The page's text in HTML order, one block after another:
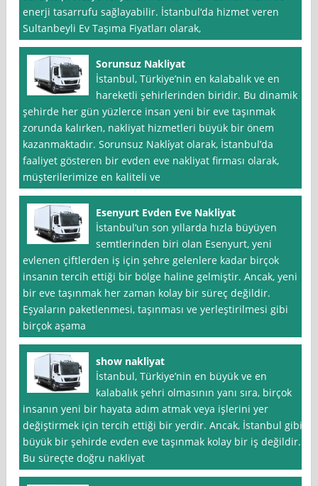
enerji tasarrufu sağlayabilir. İstanbul‘da hizmet veren
Sultanbeyli Ev Taşıma Fiyatları olarak,
Sorunsuz Nakliyat
İstanbul, Türkiye’nin en kalabalık ve en
hareketli şehirlerinden biridir. Bu dinamik
şehirde her gün yüzlerce insan yeni bir eve taşınmak
zorunda kalırken, nakliyat hizmetleri büyük bir önem
kazanmaktadır. Sorunsuz Nakli̇yat olarak, İstanbul’da
faaliyet gösteren bir evden eve nakliyat firması olarak,
müşterilerimize en kaliteli ve
Esenyurt Evden Eve Nakliyat
İstanbul‘un son yıllarda hızla büyüyen
semtlerinden biri olan Esenyurt, yeni
evlenen çiftlerden iş için şehre gelenlere kadar birçok
insanın tercih ettiği bir bölge haline gelmiştir. Ancak, yeni
bir eve taşınmak her zaman kolay bir süreç değildir.
Eşyaların paketlenmesi, taşınması ve yerleştirilmesi gibi
birçok aşama
show nakliyat
İstanbul, Türkiye’nin en büyük ve en
kalabalık şehri olmasının yanı sıra, birçok
insanın yeni bir hayata adım atmak veya işlerini yer
değiştirmek için tercih ettiği bir yerdir. Ancak, İstanbul gibi
büyük bir şehirde evden eve taşınmak kolay bir iş değildir.
Bu süreçte doğru nakliyat